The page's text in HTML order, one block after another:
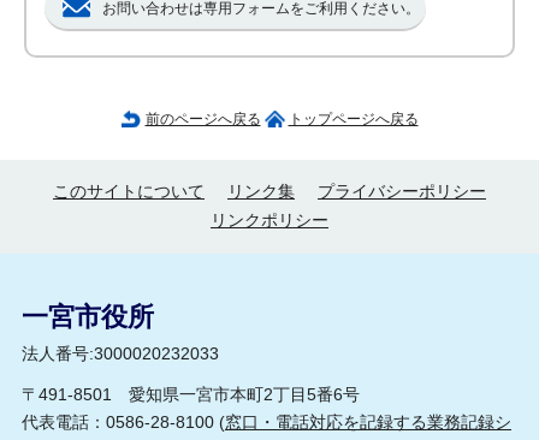
お問い合わせは専用フォームをご利用ください。
前のページへ戻る トップページへ戻る
このサイトについて リンク集
プライバシーポリシー
リンクポリシー
一宮市役所
法人番号:3000020232033
〒491-8501 愛知県一宮市本町2丁目5番6号
代表電話：0586-28-8100 (窓口・電話対応を記録する業務記録シ